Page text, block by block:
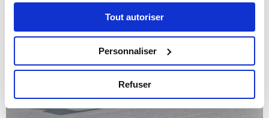
Tout autoriser
Personnaliser
Refuser